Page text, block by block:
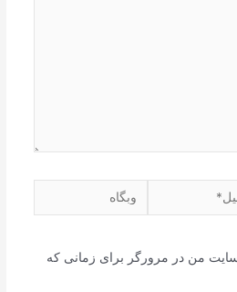
وبگاه
من در مرورگر برای زمانی که